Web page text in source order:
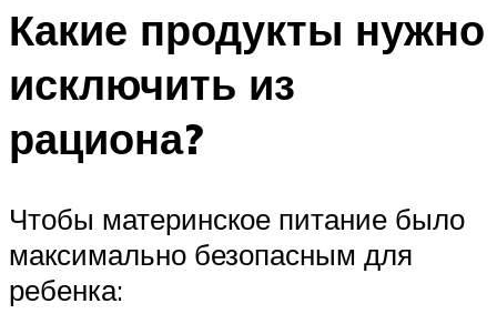
Какие продукты нужно
исключить из
рациона?
Чтобы материнское питание было
максимально безопасным для
ребенка: